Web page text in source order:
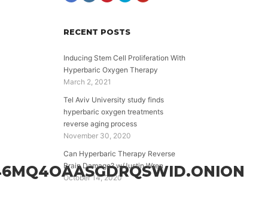
RECENT POSTS
Inducing Stem Cell Proliferation With
Hyperbaric Oxygen Therapy
March 2, 2021
Tel Aviv University study finds
hyperbaric oxygen treatments
reverse aging process
November 30, 2020
Can Hyperbaric Therapy Reverse
Brain Damage? w/Justin Wren
October 14, 2020